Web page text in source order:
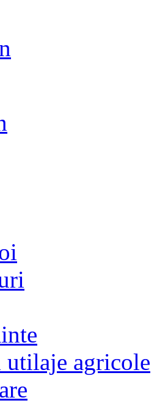
agricole